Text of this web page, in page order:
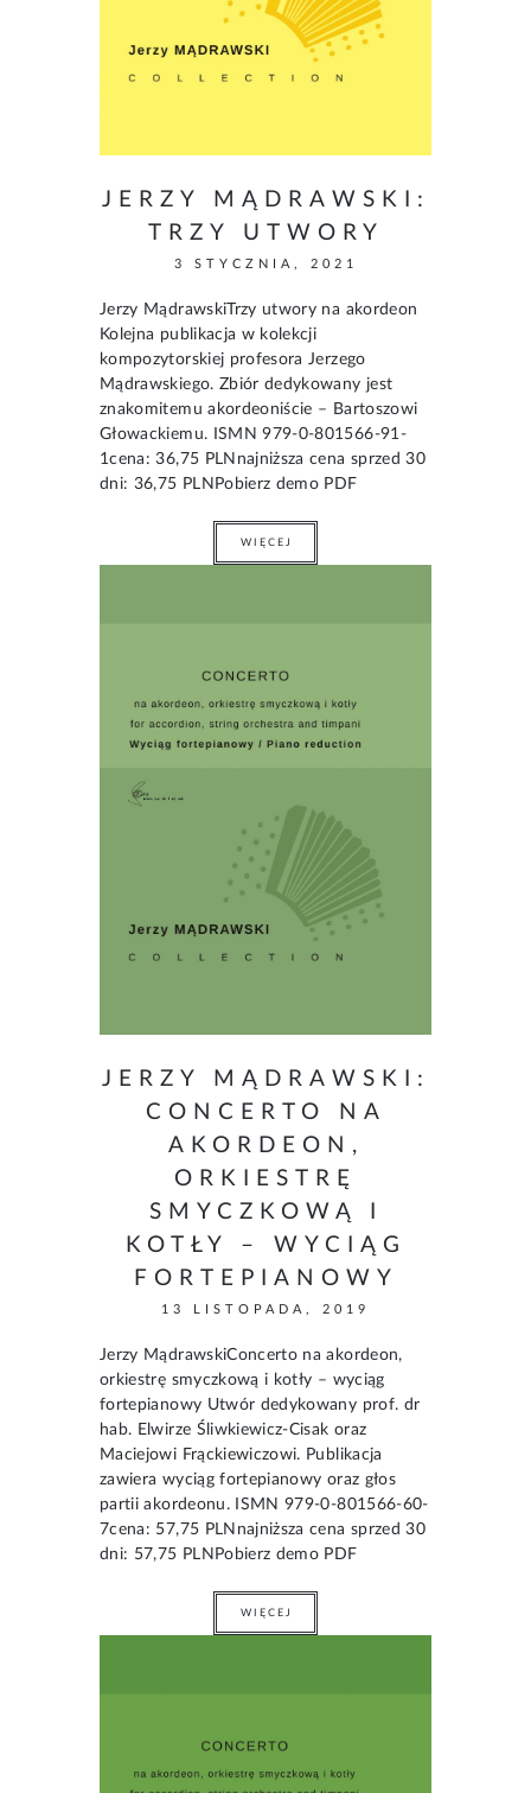
JERZY MĄDRAWSKI:
TRZY UTWORY
3 STYCZNIA, 2021
Jerzy MądrawskiTrzy utwory na akordeon
Kolejna publikacja w kolekcji
kompozytorskiej profesora Jerzego
Mądrawskiego. Zbiór dedykowany jest
znakomitemu akordeoniście – Bartoszowi
Głowackiemu. ISMN 979-0-801566-91-
1cena: 36,75 PLNnajniższa cena sprzed 30
dni: 36,75 PLNPobierz demo PDF
WIĘCEJ
JERZY MĄDRAWSKI:
CONCERTO NA
AKORDEON,
ORKIESTRĘ
SMYCZKOWĄ I
KOTŁY – WYCIĄG
FORTEPIANOWY
13 LISTOPADA, 2019
Jerzy MądrawskiConcerto na akordeon,
orkiestrę smyczkową i kotły – wyciąg
fortepianowy Utwór dedykowany prof. dr
hab. Elwirze Śliwkiewicz-Cisak oraz
Maciejowi Frąckiewiczowi. Publikacja
zawiera wyciąg fortepianowy oraz głos
partii akordeonu. ISMN 979-0-801566-60-
7cena: 57,75 PLNnajniższa cena sprzed 30
dni: 57,75 PLNPobierz demo PDF
WIĘCEJ